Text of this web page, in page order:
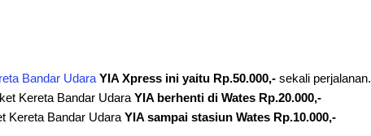
Bandar Udara YIA Xpress ini yaitu Rp.50.000,- sekali perjalanan.
Kereta Bandar Udara YIA berhenti di Wates Rp.20.000,-
Kereta Bandar Udara YIA sampai stasiun Wates Rp.10.000,-